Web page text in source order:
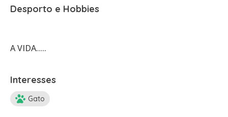
Desporto e Hobbies
A VIDA.....
Interesses
Gato